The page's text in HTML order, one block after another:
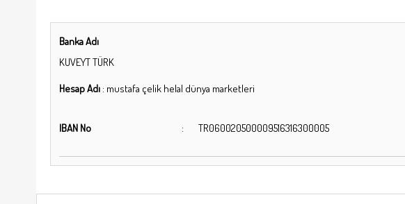
Banka Adı
KUVEYT TÜRK
Hesap Adı : mustafa çelik helal dünya marketleri
IBAN No : TR060020500009516316300005